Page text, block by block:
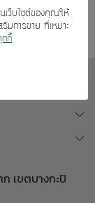
เขตบางกะปิ
เว็บไซต์ของคุณให้
มการขาย ที่เหมาะ
กกี้